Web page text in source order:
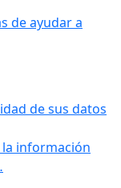
de ayudar a
de sus datos
información